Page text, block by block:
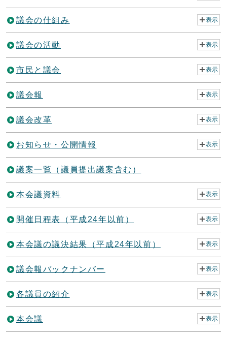
議会の仕組み 表示
議会の活動 表示
市民と議会 表示
議会報 表示
議会改革 表示
お知らせ・公開情報 表示
議案一覧（議員提出議案含む）
本会議資料 表示
開催日程表（平成24年以前） 表示
本会議の議決結果（平成24年以前） 表示
議会報バックナンバー 表示
各議員の紹介 表示
本会議 表示